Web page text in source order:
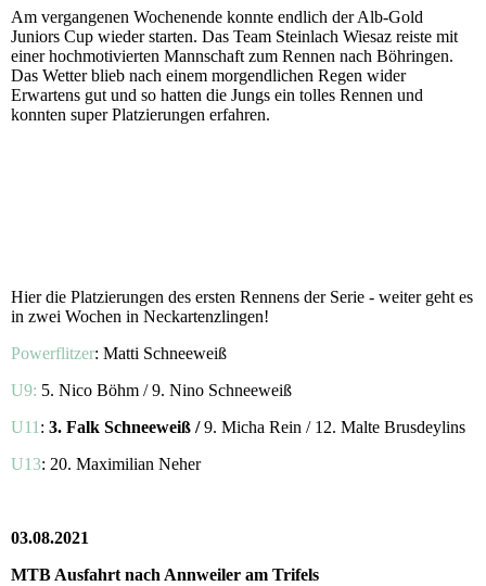
Am vergangenen Wochenende konnte endlich der Alb-Gold
Juniors Cup wieder starten. Das Team Steinlach Wiesaz reiste mit
einer hochmotivierten Mannschaft zum Rennen nach Böhringen.
Das Wetter blieb nach einem morgendlichen Regen wider
Erwartens gut und so hatten die Jungs ein tolles Rennen und
konnten super Platzierungen erfahren.
Hier die Platzierungen des ersten Rennens der Serie - weiter geht es
in zwei Wochen in Neckartenzlingen!
Powerflitzer: Matti Schneeweiß
U9: 5. Nico Böhm / 9. Nino Schneeweiß
U11 : 3. Falk Schneeweiß /9. Micha Rein / 12. Malte Brusdeylins
U13: 20. Maximilian Neher
03.08.2021
MTB Ausfahrt nach Annweiler am Trifels